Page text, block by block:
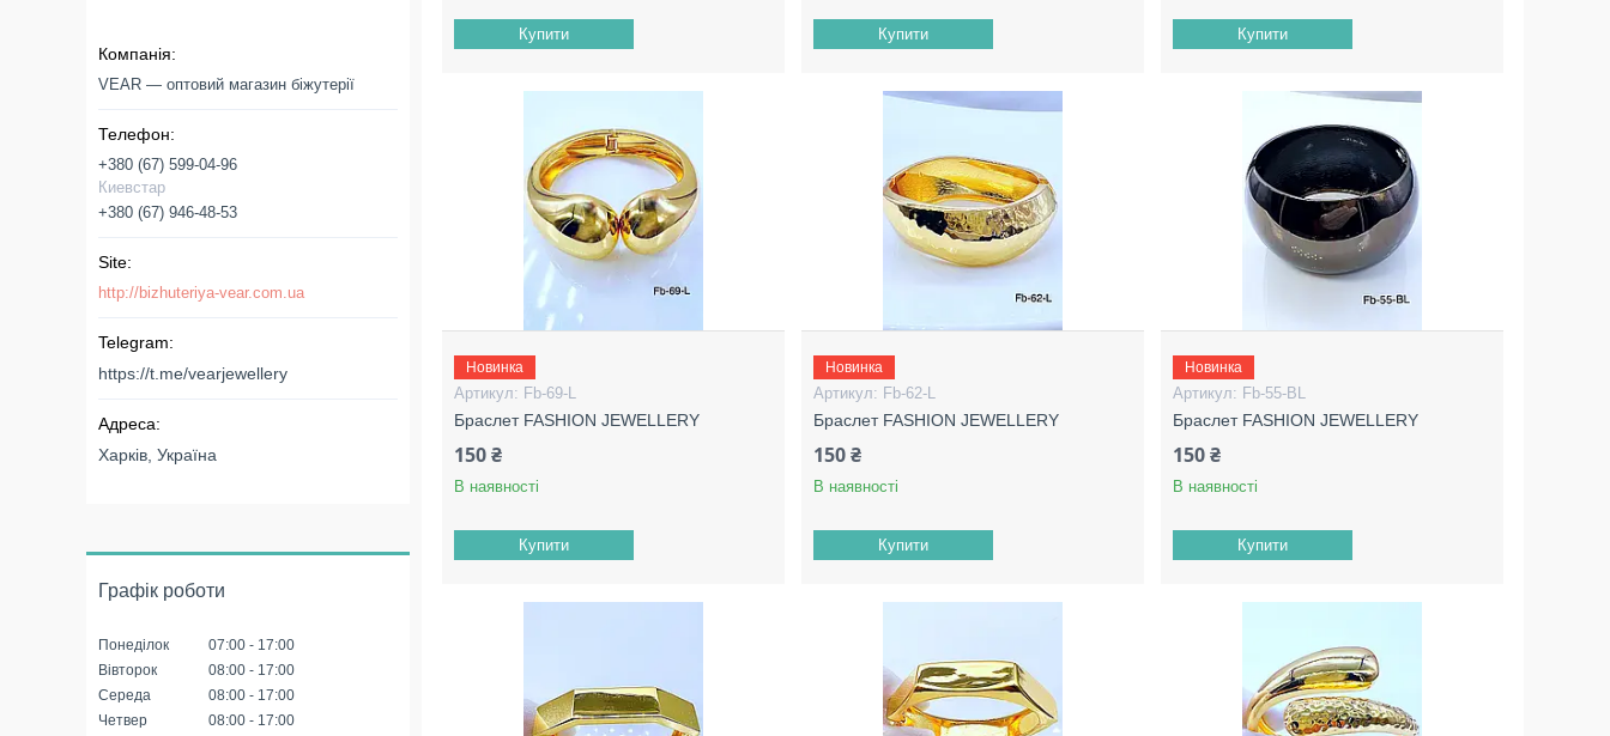
Купити Купити Купити
Новинка
Fb-69-L
Браслет FASHION JEWELLERY
150 ₴
В наявності
Купити
Новинка
Fb-62-L
Браслет FASHION JEWELLERY
150 ₴
В наявності
Купити
Новинка
Fb-55-BL
Браслет FASHION JEWELLERY
150 ₴
В наявності
Купити
VEAR — оптовий магазин біжутерії
+380 (67) 599-04-96
Киевстар
+380 (67) 946-48-53
http://bizhuteriya-vear.com.ua
https://t.me/vearjewellery
Харків, Україна
Графік роботи
Понеділок 07:00
17:00
Вівторок
08:00
17:00
Середа
08:00
17:00
Четвер
08:00
17:00